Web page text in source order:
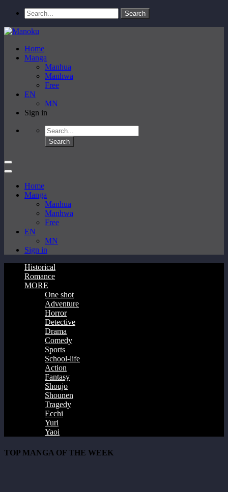
Home
Manga
Manhua
Manhwa
Free
EN
MN
Sign in
Home
Manga
Manhua
Manhwa
Free
EN
MN
Sign in
Historical
Romance
MORE
One shot
Adventure
Horror
Detective
Drama
Comedy
Sports
School-life
Action
Fantasy
Shoujo
Shounen
Tragedy
Ecchi
Yuri
Yaoi
TOP MANGA OF THE WEEK